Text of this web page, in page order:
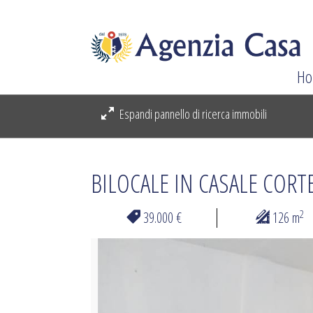
Espandi pannello di ricerca immobili
BILOCALE IN CASALE
39.000 € 126 m2